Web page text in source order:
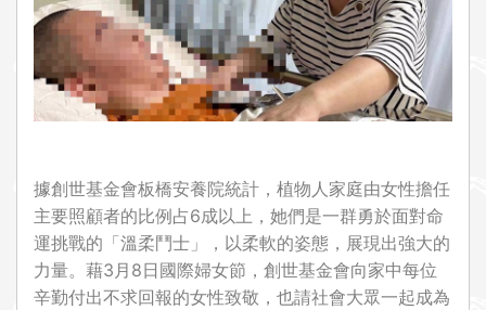
據創世基金會板橋安養院統計，植物人家庭由女性擔任
主要照顧者的比例占6成以上，她們是一群勇於面對命
運挑戰的「溫柔鬥士」，以柔軟的姿態，展現出強大的
力量。藉3月8日國際婦女節，創世基金會向家中每位
辛勤付出不求回報的女性致敬，也請社會大眾一起成為